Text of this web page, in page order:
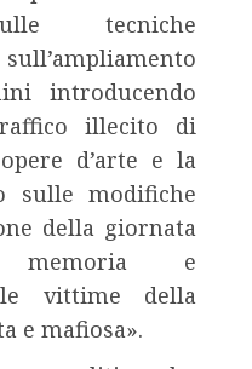
tecniche
introducendo
illecito di
d’arte e la
sulle modifiche
della giornata
memoria e
le vittime della
e mafiosa».